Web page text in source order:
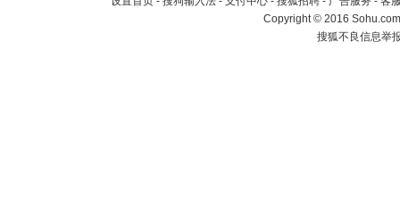
Copyright©2016
搜狐不良信息举